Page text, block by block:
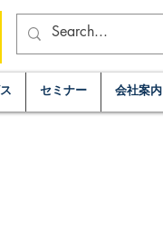
セミナー 会社案内